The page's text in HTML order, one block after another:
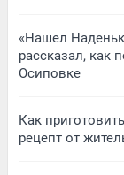
«Нашел
рассказал, как
Осиповке
Как
рецепт от